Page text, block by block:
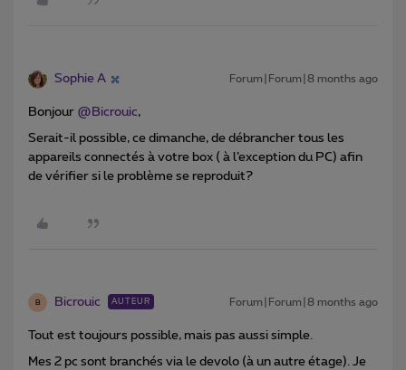
Sophie A Forum|Forum|8 months ago
Bonjour ​ @Bicrouic,
Serait-il possible, ce dimanche, de débrancher tous les
appareils connectés à votre box ( à l’exception du PC) afin
de vérifier si le problème se reproduit?
B Bicrouic AUTEUR Forum|Forum|8 months ago
Tout est toujours possible, mais pas aussi simple.
Mes 2 pc sont branchés via le devolo (à un autre étage). Je